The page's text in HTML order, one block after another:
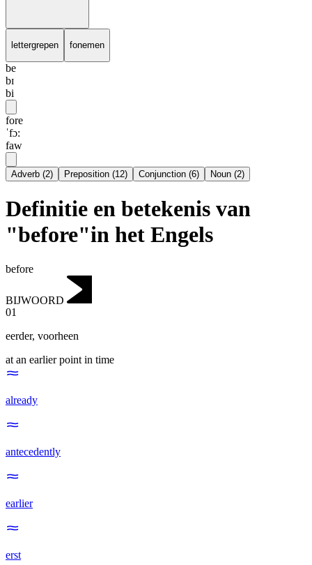
lettergrepen fonemen
be
bɪ
bi
fore
ˈfɔ:
faw
Adverb (2) Preposition (12) Conjunction (6) Noun (2)
Definitie en betekenis van
"before"in het Engels
before
BIJWOORD
01
eerder, voorheen
at an earlier point in time
already
antecedently
earlier
erst